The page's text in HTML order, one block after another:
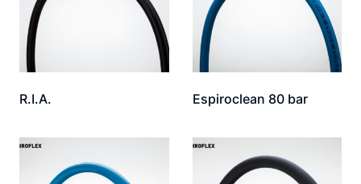
R.I.A. Espiroclean 80 bar